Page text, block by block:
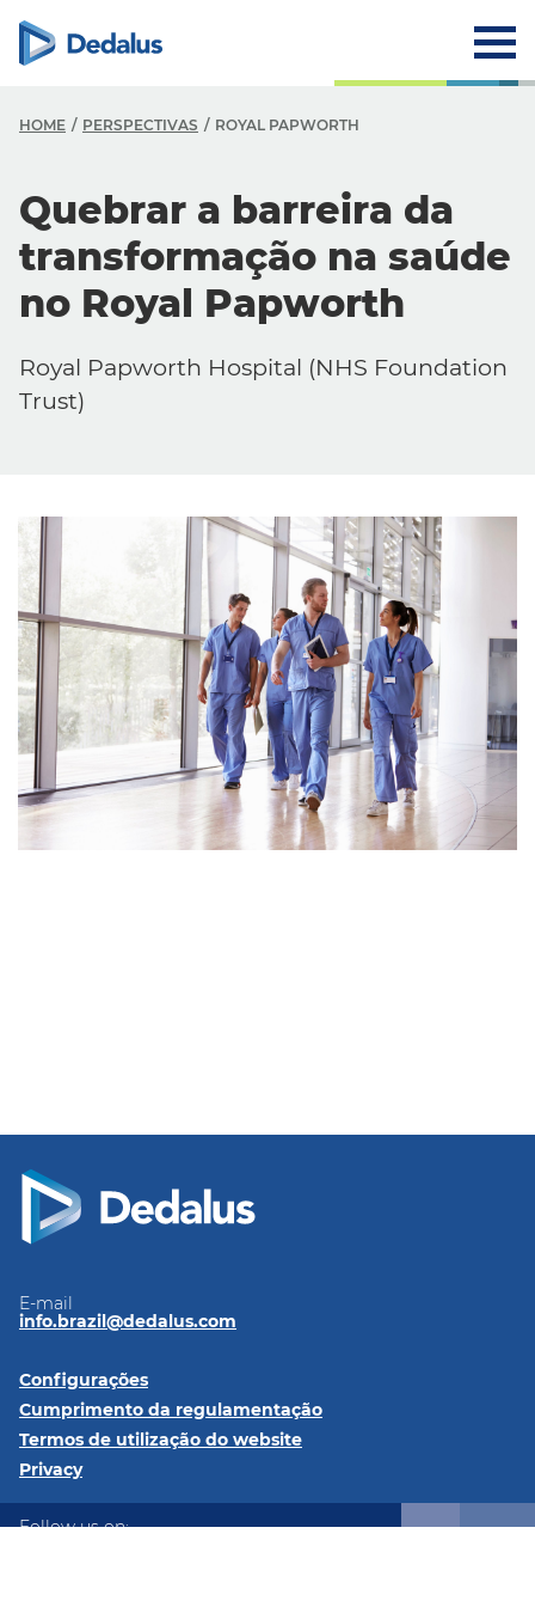
HOME PERSPECTIVAS ROYAL PAPWORTH
Quebrar a barreira da
transformação na saúde
no Royal Papworth
Royal Papworth Hospital (NHS Foundation
Trust)
E-mail
info.brazil@dedalus.com
Configurações
Cumprimento da regulamentação
Termos de utilização do website
Privacy
Follow us on: